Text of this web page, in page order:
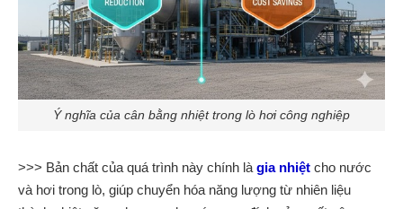
Ý nghĩa của cân bằng nhiệt trong lò hơi công nghiệp
>>> Bản chất của quá trình này chính là gia nhiệt cho nước
và hơi trong lò, giúp chuyển hóa năng lượng từ nhiên liệu